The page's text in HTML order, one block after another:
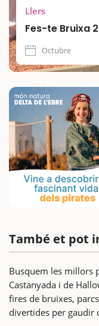
Llers
Fes-te Bruixa
Octubre
També et pot
Busquem les millors
Castanyada i de
fires de bruixes,
divertides per gaudir